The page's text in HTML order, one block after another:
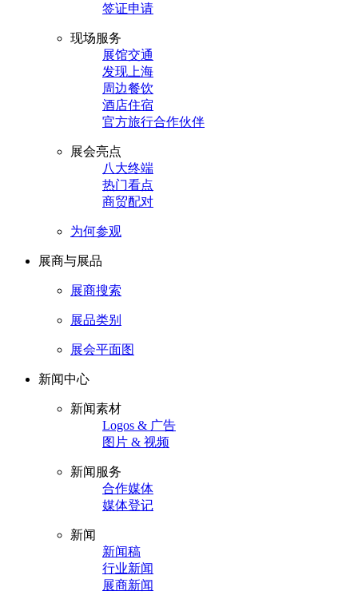
签证申请
现场服务
展馆交通
发现上海
周边餐饮
酒店住宿
官方旅行合作伙伴
展会亮点
八大终端
热门看点
商贸配对
为何参观
展商与展品
展商搜索
展品类别
展会平面图
新闻中心
新闻素材
Logos & 广告
图片 & 视频
新闻服务
合作媒体
媒体登记
新闻
新闻稿
行业新闻
展商新闻